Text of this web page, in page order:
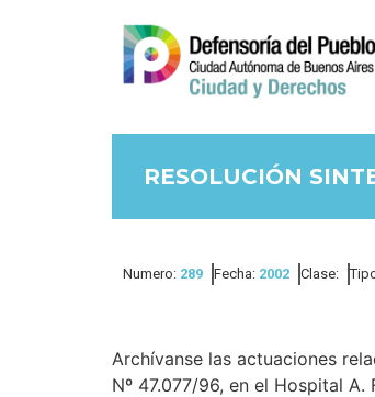
RESOLUCIÓN
Numero: 289 Fecha: 2002 Clase:
Archívanse las actuaciones
Nº 47.077/96, en el Hospital A.